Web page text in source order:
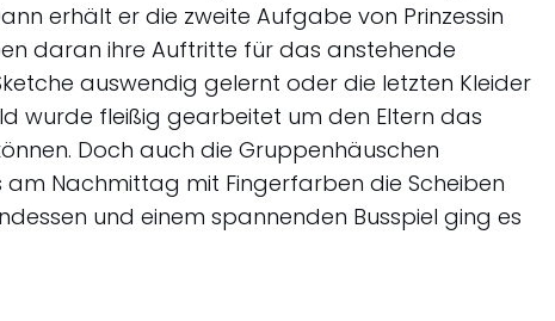
erhält er die zweite Aufgabe von Prinzessin
daran ihre Auftritte für das anstehende
auswendig gelernt oder die letzten Kleider
wurde fleißig gearbeitet um den Eltern das
Doch auch die Gruppenhäuschen
Nachmittag mit Fingerfarben die Scheiben
und einem spannenden Busspiel ging es